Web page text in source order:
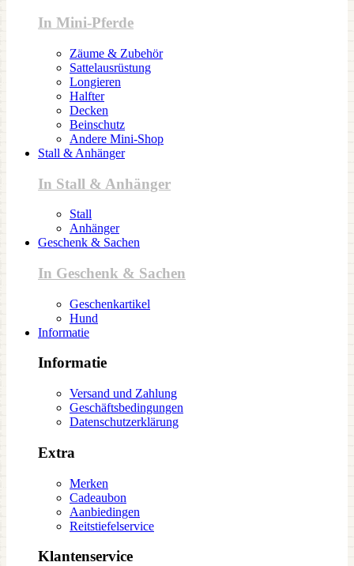
In Mini-Pferde
Zäume & Zubehör
Sattelausrüstung
Longieren
Halfter
Decken
Beinschutz
Andere Mini-Shop
Stall & Anhänger
In Stall & Anhänger
Stall
Anhänger
Geschenk & Sachen
In Geschenk & Sachen
Geschenkartikel
Hund
Informatie
Informatie
Versand und Zahlung
Geschäftsbedingungen
Datenschutzerklärung
Extra
Merken
Cadeaubon
Aanbiedingen
Reitstiefelservice
Klantenservice